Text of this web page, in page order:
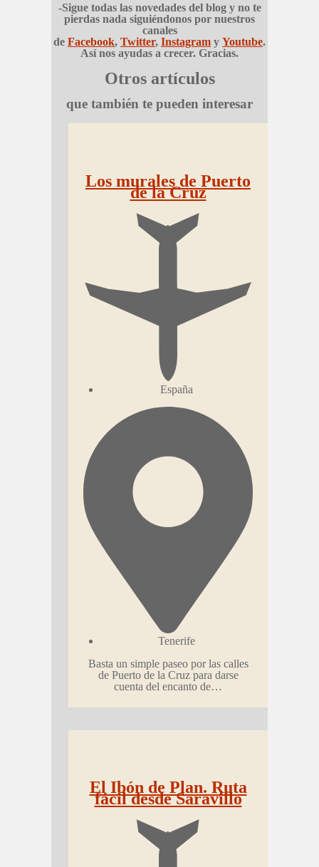
-Sigue todas las novedades del blog y no te
pierdas nada siguiéndonos por nuestros
canales
de Facebook, Twitter, Instagram y Youtube.
Así nos ayudas a crecer. Gracias.
Otros artículos
que también te pueden interesar
Los murales de Puerto
de la Cruz
España
Tenerife
Basta un simple paseo por las calles
de Puerto de la Cruz para darse
cuenta del encanto de…
El Ibón de Plan. Ruta
fácil desde Saravillo